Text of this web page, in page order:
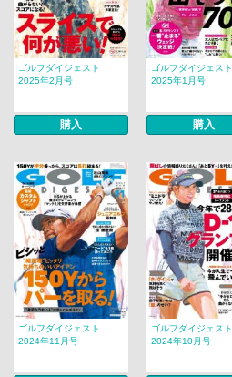
ゴルフダイジェスト
2025年2月号
購入
ゴルフダイジェスト
2025年1月号
購入
ゴルフダイジェスト
2024年11月号
ゴルフダイジェスト
2024年10月号